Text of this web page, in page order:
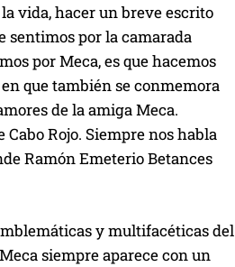
vida, hacer un breve escrito
sentimos por la camarada
por Meca, es que hacemos
que también se conmemora
de la amiga Meca.
Rojo. Siempre nos habla
Ramón Emeterio Betances
y multifacéticas del
siempre aparece con un